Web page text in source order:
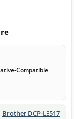
Compatible
, Brother DCP-L3517